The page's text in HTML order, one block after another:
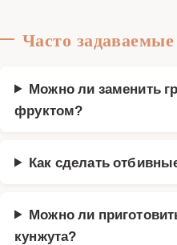
Часто
Можно ли заменить
фруктом?
Как сделать
Можно ли
кунжута?